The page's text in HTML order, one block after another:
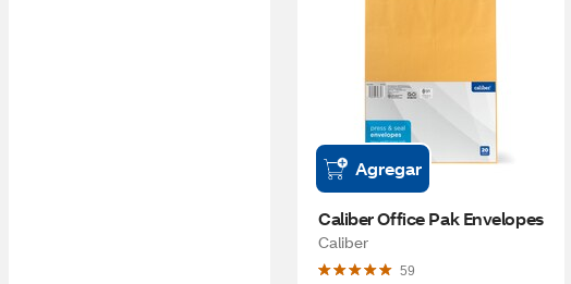
Agregar
Caliber Office Pak Envelopes
Caliber
59